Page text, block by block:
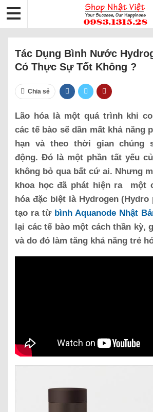
Tác Dụng Bình Nước
Có Thực Sự Tốt Không ?
Chia sẻ
Lão hóa là một quá trình khi
các tế bào sẽ dần mất khả năng
hạn và theo thời gian chúng
động. Đó là một phần tất yếu
không bỏ qua bất cứ ai. Nhưng
khoa học đã phát hiện ra một
hóa đặc biệt là Hydrogen
tạo ra từ bình Aquanode Nhật
lại các tế bào một cách thần kỳ,
và do đó làm tăng khả năng trẻ